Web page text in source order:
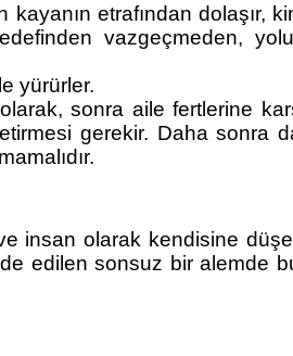
etrafından dolaşır,
vazgeçmeden,
yürürler.
sonra aile fertlerine
gerekir. Daha sonra
insan olarak kendisine
edilen sonsuz bir alemde